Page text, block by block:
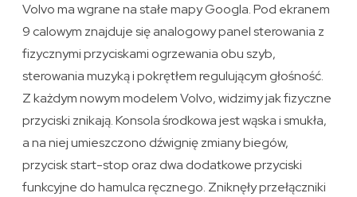
Volvo ma wgrane na stałe mapy Googla. Pod ekranem
9 calowym znajduje się analogowy panel sterowania z
fizycznymi przyciskami ogrzewania obu szyb,
sterowania muzyką i pokrętłem regulującym głośność.
Z każdym nowym modelem Volvo, widzimy jak fizyczne
przyciski znikają. Konsola środkowa jest wąska i smukła,
a na niej umieszczono dźwignię zmiany biegów,
przycisk start-stop oraz dwa dodatkowe przyciski
funkcyjne do hamulca ręcznego. Zniknęły przełączniki